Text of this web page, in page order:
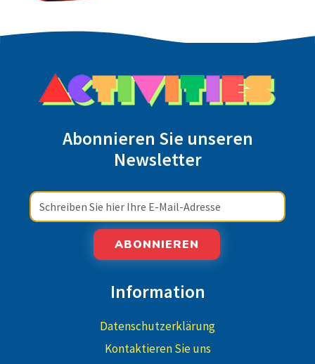
Abonnieren Sie unseren
Newsletter
ABONNIEREN
Information
Datenschutzerklärung
Kontaktieren Sie uns